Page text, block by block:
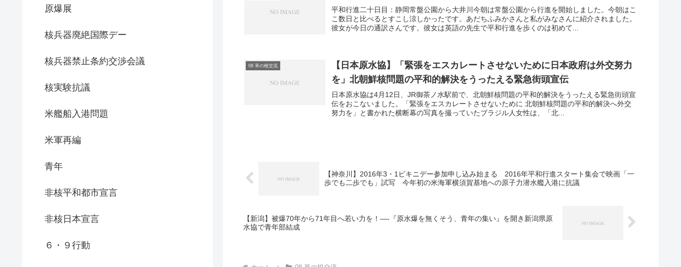
平和行進二十日目：静岡常盤公園から大井川今朝は常盤公園から行進を開始しました。今朝はこ
こ数日と比べるとすこし涼しかったです。あだちふみかさんと私がみなさんに紹介されました。
彼女が今日の通訳さんです。彼女は英語の先生で平和行進を歩くのは初めて...
08 草の根交流
【日本原水協】「緊張をエスカレートさせないために日本政府は外交努力
を」北朝鮮核問題の平和的解決をうったえる緊急街頭宣伝
日本原水協は4月12日、JR御茶ノ水駅前で、北朝鮮核問題の平和的解決をうったえる緊急街頭宣
伝をおこないました。「緊張をエスカレートさせないために 北朝鮮核問題の平和的解決へ外交
努力を」と書かれた横断幕の写真を撮っていたブラジル人女性は、「北...
【神奈川】2016年3・1ビキニデー参加申し込み始まる 2016年平和行進スタート集会で映画「一
歩でも二歩でも」試写 今年初の米海軍横須賀基地への原子力潜水艦入港に抗議
【新潟】被爆70年から71年目へ若い力を！—-『原水爆を無くそう、青年の集い』を開き新潟県原
水協で青年部結成
原爆展
核兵器廃絶国際デー
核兵器禁止条約交渉会議
核実験抗議
米艦船入港問題
米軍再編
青年
非核平和都市宣言
非核日本宣言
６・９行動